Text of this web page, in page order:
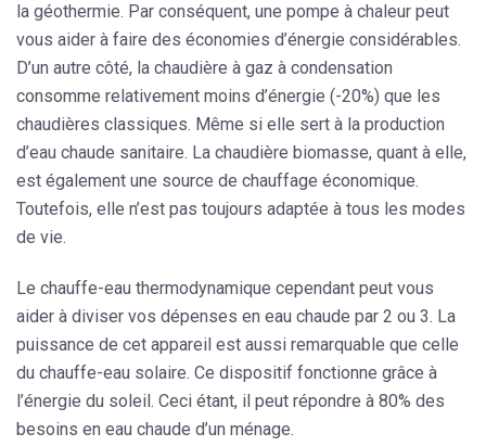
la géothermie. Par conséquent, une pompe à chaleur peut
vous aider à faire des économies d’énergie considérables.
D’un autre côté, la chaudière à gaz à condensation
consomme relativement moins d’énergie (-20%) que les
chaudières classiques. Même si elle sert à la production
d’eau chaude sanitaire. La chaudière biomasse, quant à elle,
est également une source de chauffage économique.
Toutefois, elle n’est pas toujours adaptée à tous les modes
de vie.
Le chauffe-eau thermodynamique cependant peut vous
aider à diviser vos dépenses en eau chaude par 2 ou 3. La
puissance de cet appareil est aussi remarquable que celle
du chauffe-eau solaire. Ce dispositif fonctionne grâce à
l’énergie du soleil. Ceci étant, il peut répondre à 80% des
besoins en eau chaude d’un ménage.